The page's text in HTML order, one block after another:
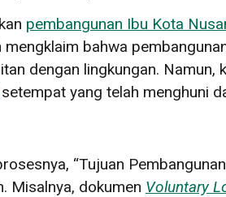
pembangunan Ibu Kota
bahwa
dengan lingkungan. Namun,
setempat yang telah menghuni
“Tujuan
Misalnya, dokumen Voluntary